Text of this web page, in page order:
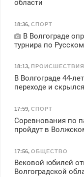
области
18:36, СПОРТ
В Волгограде
турнира по
18:13, ПРОИСШЕСТВИЯ
В Волгограде 44-
переходе и скрылся
17:59, СПОРТ
Соревнования по
пройдут в
17:56, ОБЩЕСТВО
Вековой юбилей
Волгоградской